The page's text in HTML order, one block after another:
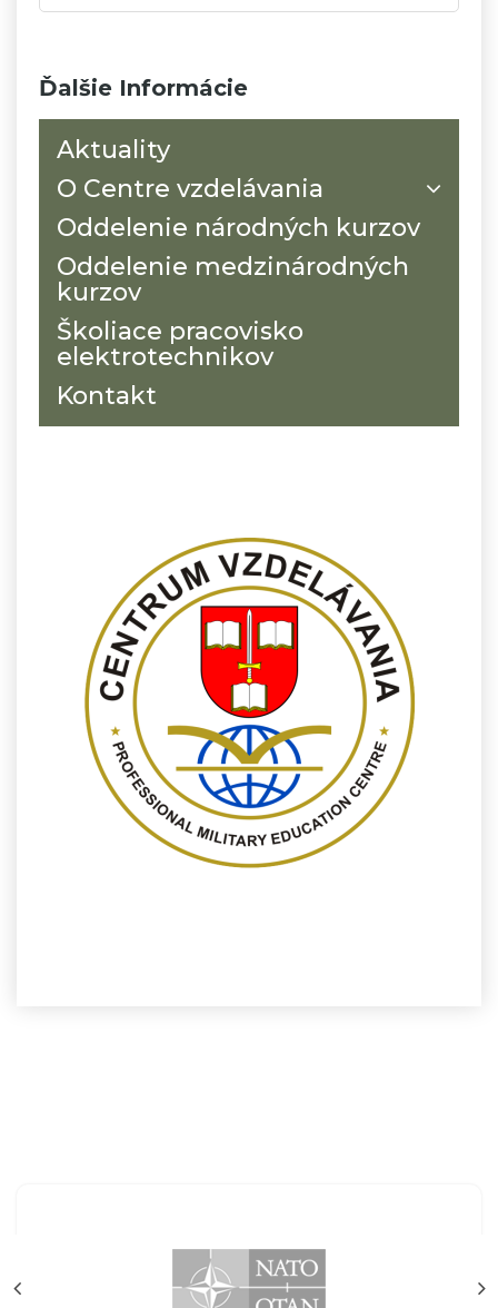
Ďalšie Informácie
Aktuality
O Centre vzdelávania
Oddelenie národných kurzov
Oddelenie medzinárodných
kurzov
Školiace pracovisko
elektrotechnikov
Kontakt